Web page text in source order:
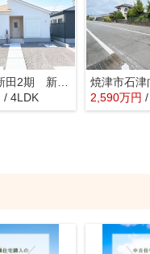
焼津市高新田2期 新築戸建 1号棟
/ 4LDK 2,590万円